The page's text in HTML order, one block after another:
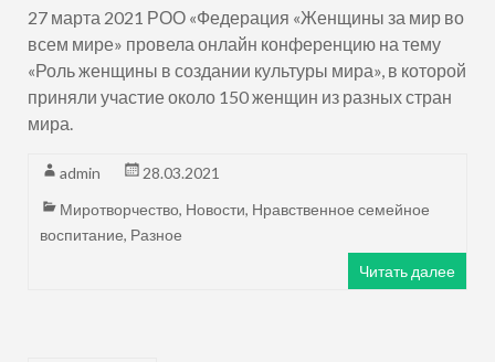
27 марта 2021 РОО «Федерация «Женщины за мир во
всем мире» провела онлайн конференцию на тему
«Роль женщины в создании культуры мира», в которой
приняли участие около 150 женщин из разных стран
мира.
admin
28.03.2021
Миротворчество, Новости, Нравственное семейное
воспитание, Разное
Читать далее